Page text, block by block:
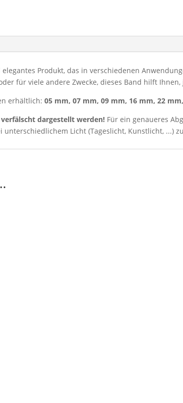
Produkt, das in verschiedenen
für viele andere Zwecke, dieses Band hilft
erhältlich: 05 mm, 07 mm, 09 mm, 16 mm, 22
dargestellt werden! Für ein genaueres
unterschiedlichem Licht (Tageslicht, Kunstlicht, ...)